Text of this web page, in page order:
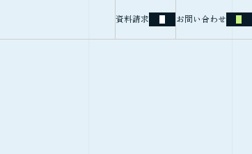
資料請求 お問い合わせ